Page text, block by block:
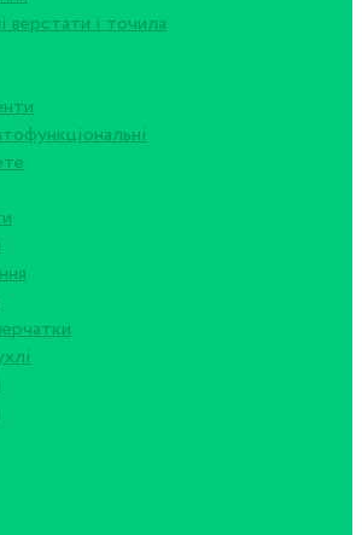
верстати і точила